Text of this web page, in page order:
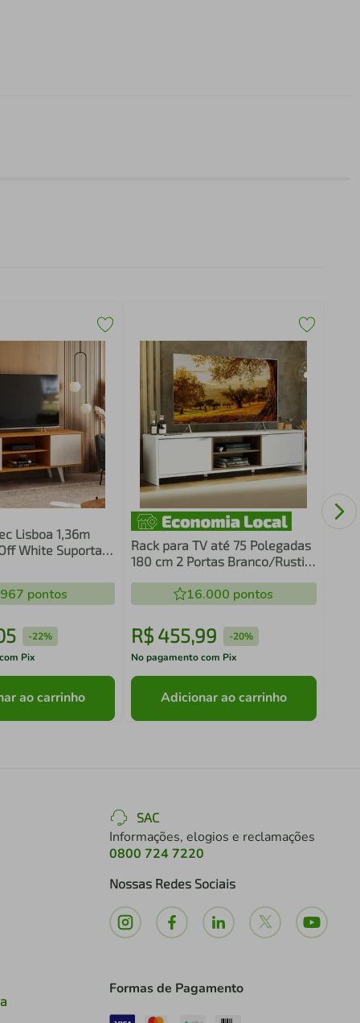
Lisboa 1,36m
White Suporta
pontos
-22%
Pix
ao carrinho
Rack para TV até 75 Polegadas
180 cm 2 Portas Branco/Rustic
16.000 pontos
R$ 455,99 -20%
No pagamento com Pix
Adicionar ao carrinho
SAC
Informações, elogios e reclamações
0800 724 7220
Nossas Redes Sociais
Formas de Pagamento